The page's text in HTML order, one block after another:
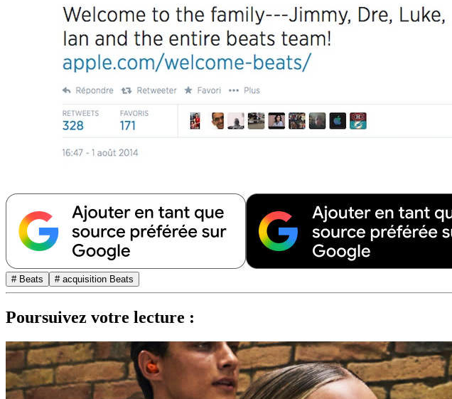
# Beats # acquisition Beats
Poursuivez votre lecture :